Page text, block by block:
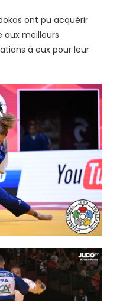
ont pu acquérir
aux meilleurs
à eux pour leur